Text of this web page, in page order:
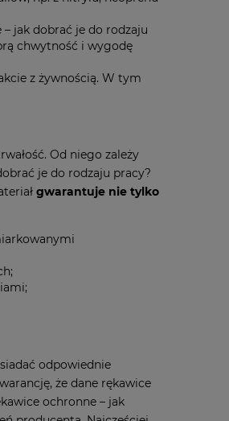
jak dobrać je do rodzaju
chwytność i wygodę
z żywnością. W tym
Od niego zależy
je do rodzaju pracy?
gwarantuje nie tylko
odpowiednie
że dane rękawice
ochronne – jak